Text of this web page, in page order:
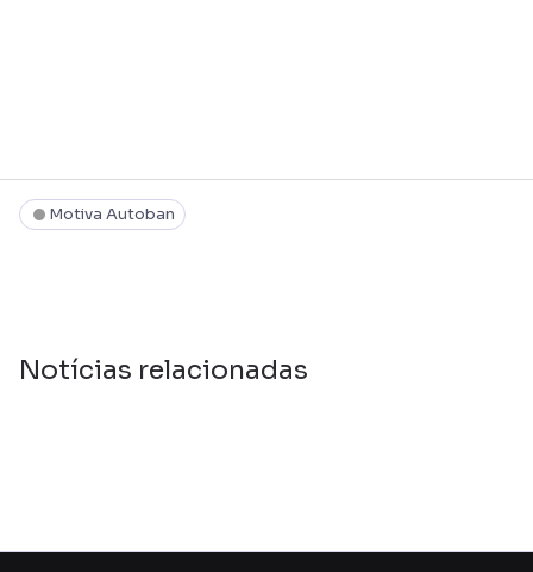
Motiva Autoban
Notícias relacionadas